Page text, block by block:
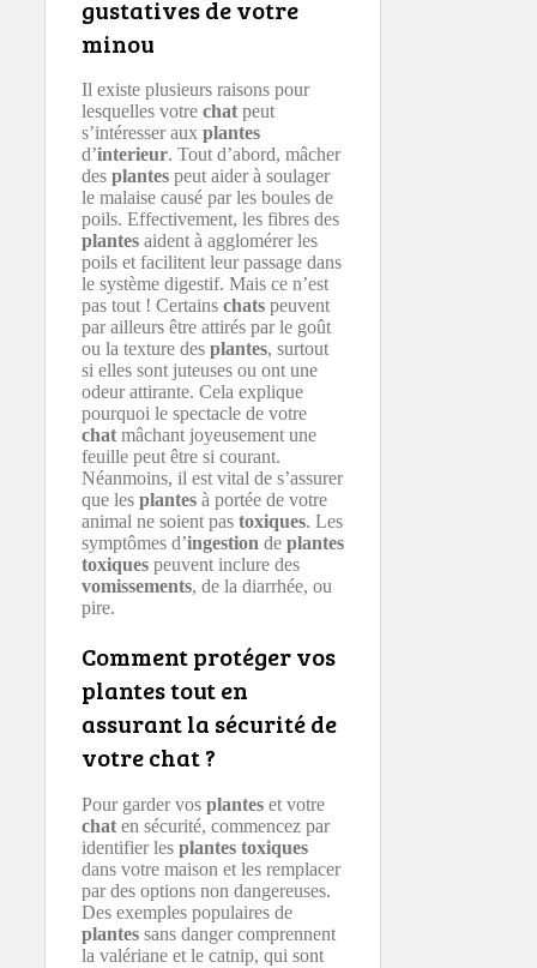
gustatives de votre
minou
Il existe plusieurs raisons pour
lesquelles votre chat peut
s’intéresser aux plantes
d’interieur. Tout d’abord, mâcher
des plantes peut aider à soulager
le malaise causé par les boules de
poils. Effectivement, les fibres des
plantes aident à agglomérer les
poils et facilitent leur passage dans
le système digestif. Mais ce n’est
pas tout ! Certains chats peuvent
par ailleurs être attirés par le goût
ou la texture des plantes, surtout
si elles sont juteuses ou ont une
odeur attirante. Cela explique
pourquoi le spectacle de votre
chat mâchant joyeusement une
feuille peut être si courant.
Néanmoins, il est vital de s’assurer
que les plantes à portée de votre
animal ne soient pas toxiques. Les
symptômes d’ingestion de plantes
toxiques peuvent inclure des
vomissements, de la diarrhée, ou
pire.
Comment protéger vos
plantes tout en
assurant la sécurité de
votre chat ?
Pour garder vos plantes et votre
chat en sécurité, commencez par
identifier les plantes toxiques
dans votre maison et les remplacer
par des options non dangereuses.
Des exemples populaires de
plantes sans danger comprennent
la valériane et le catnip, qui sont